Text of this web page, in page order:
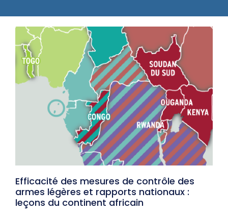
Efficacité des mesures de contrôle des
armes légères et rapports nationaux :
leçons du continent africain